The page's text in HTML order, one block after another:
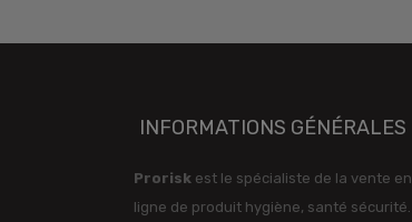
INFORMATIONS GÉNÉRALES
Prorisk est le spécialiste de la vente en
ligne de produit hygiène, santé sécurité.